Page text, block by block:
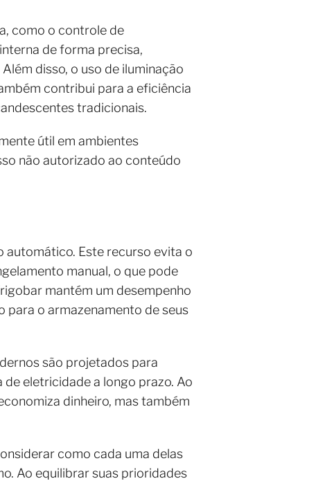
como o controle de
de forma precisa,
disso, o uso de iluminação
contribui para a eficiência
tradicionais.
útil em ambientes
não autorizado ao conteúdo
automático. Este recurso evita o
manual, o que pode
mantém um desempenho
o armazenamento de seus
são projetados para
eletricidade a longo prazo. Ao
dinheiro, mas também
como cada uma delas
Ao equilibrar suas prioridades